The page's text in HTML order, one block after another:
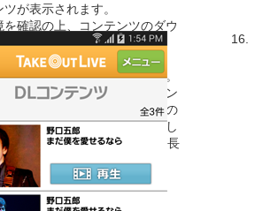
ツが表示されます。
を確認の上、コンテンツのダウ
をします。
ード期限にご注意ください。
にお引越し後に発生するダウン
限は、当該コンテンツの元々の
ード期限、もしくはお引越しし
15日間の日付のうち、期限が長
用されます。
16.